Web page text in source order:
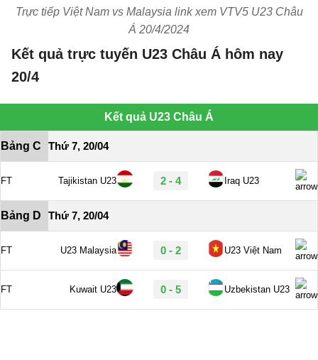
Trực tiếp Việt Nam vs Malaysia link xem VTV5 U23 Châu
Á 20/4/2024
Kết quả trực tuyến U23 Châu Á hôm nay
20/4